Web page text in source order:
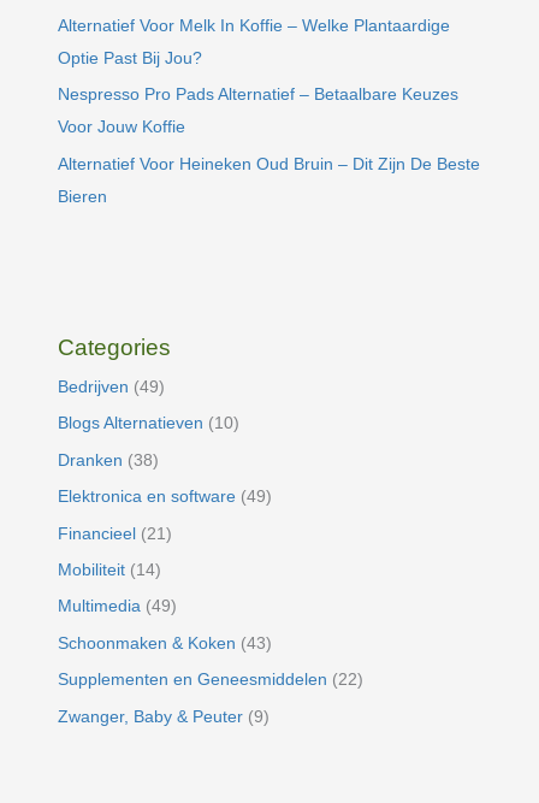
Alternatief Voor Melk In Koffie – Welke Plantaardige
Optie Past Bij Jou?
Nespresso Pro Pads Alternatief – Betaalbare Keuzes
Voor Jouw Koffie
Alternatief Voor Heineken Oud Bruin – Dit Zijn De Beste
Bieren
Categories
Bedrijven (49)
Blogs Alternatieven (10)
Dranken (38)
Elektronica en software (49)
Financieel (21)
Mobiliteit (14)
Multimedia (49)
Schoonmaken & Koken (43)
Supplementen en Geneesmiddelen (22)
Zwanger, Baby & Peuter (9)